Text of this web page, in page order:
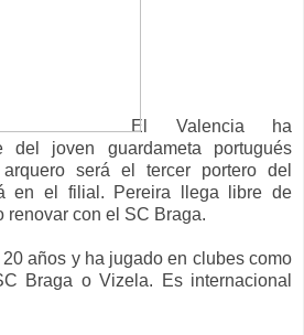
El Valencia ha
del joven guardameta portugués
será el tercer portero del
en el filial. Pereira llega libre de
renovar con el SC Braga.
años y ha jugado en clubes como
Braga o Vizela. Es internacional